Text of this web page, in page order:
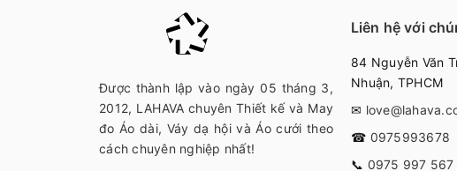
Được thành lập vào ngày 05 tháng 3,
2012, LAHAVA chuyên Thiết kế và May
đo Áo dài, Váy dạ hội và Áo cưới theo
cách chuyên nghiệp nhất!
Liên hệ với
84 Nguyễn Văn
Nhuận, TPHCM
✉
☎ 0975993678
📞 0975 997 567